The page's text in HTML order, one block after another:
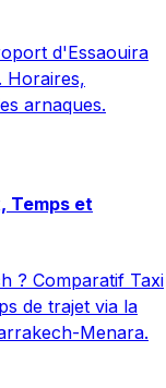
d'Essaouira
Horaires,
arnaques.
Temps et
? Comparatif Taxi
de trajet via la
Menara.